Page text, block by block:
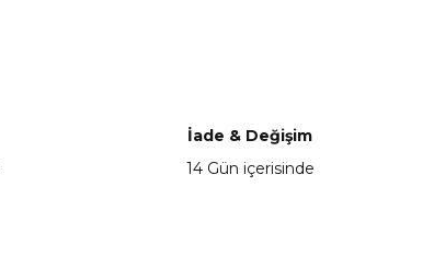
İade & Değişim
14 Gün içerisinde